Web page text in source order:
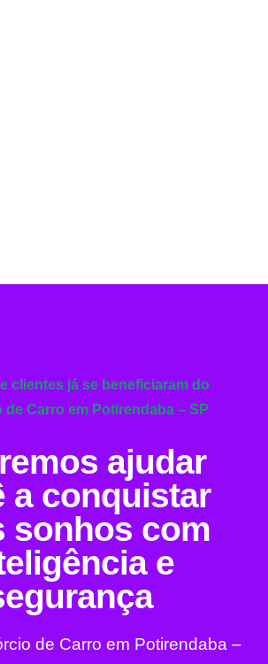
clientes já se beneficiaram do
Carro em Potirendaba – SP
ajudar
a conquistar
sonhos com
e
de Carro em Potirendaba –